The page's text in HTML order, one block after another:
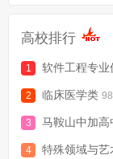
高校排行
软件工程专
临床医学类
马鞍山中加高
特殊领域与艺